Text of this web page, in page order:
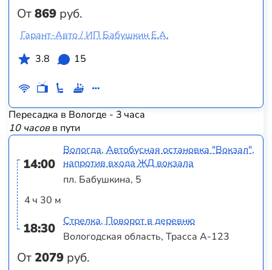
От869 руб.
Гарант-Авто / ИП Бабушкин Е.А.
3.8
15
Пересадка в Вологде - 3 часа
10 часовв пути
14:00
4 ч 30 м
18:30
От2079 руб.
Вологда, Автобусная остановка "Вокзал",
напротив входа ЖД вокзала
пл. Бабушкина, 5
Стрелка, Поворот в деревню
Вологодская область, Трасса А-123